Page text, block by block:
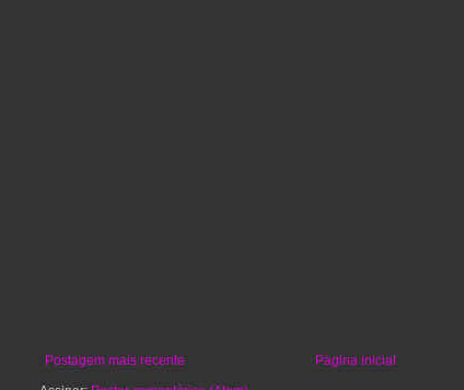
Postagem mais recente
Página inicial